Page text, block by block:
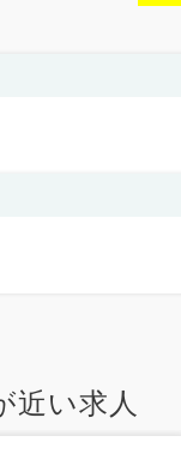
近い求人